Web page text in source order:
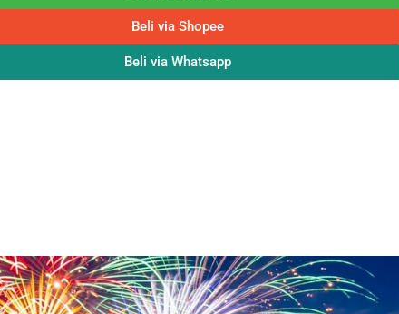
Beli via Shopee
Beli via Whatsapp